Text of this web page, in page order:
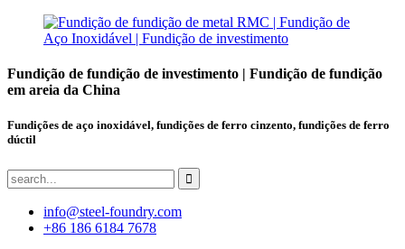
Fundição de fundição de investimento | Fundição de fundição
em areia da China
Fundições de aço inoxidável, fundições de ferro cinzento, fundições de ferro
dúctil
info@steel-foundry.com
+86 186 6184 7678